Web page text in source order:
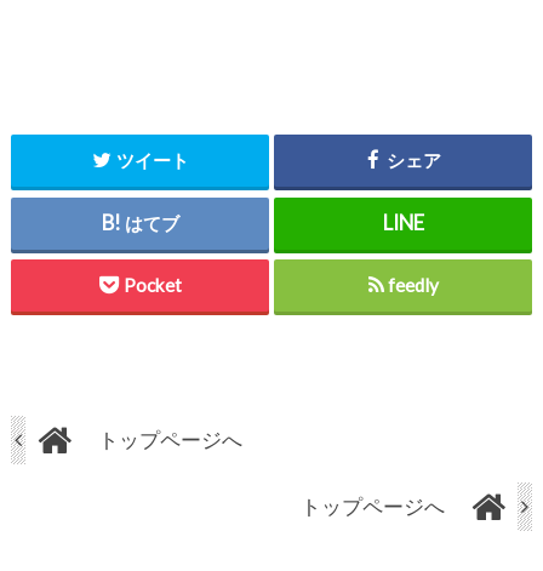
ツイート シェア
はてブ
Pocket feedly
トップページへ
トップページへ